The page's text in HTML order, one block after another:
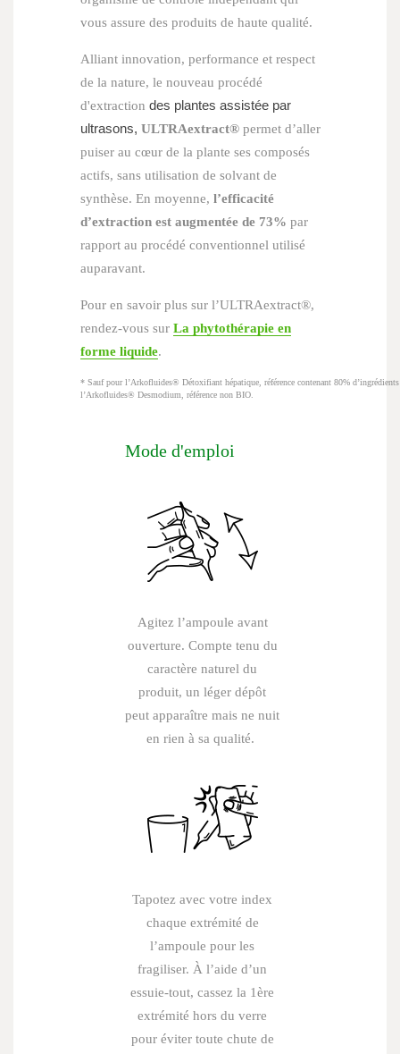
vous assure des produits de haute qualité.
Alliant innovation, performance et respect
de la nature, le nouveau procédé
d'extraction des plantes assistée par
ultrasons, ULTRAextract® permet d’aller
puiser au cœur de la plante ses composés
actifs, sans utilisation de solvant de
synthèse. En moyenne, l’efficacité
d’extraction est augmentée de 73% par
rapport au procédé conventionnel utilisé
auparavant.
Pour en savoir plus sur l’ULTRAextract®,
rendez-vous sur La phytothérapie en
forme liquide.
* Sauf pour l’Arkofluides® Détoxifiant hépatique, référence contenant 80%
l’Arkofluides® Desmodium, référence non BIO.
Mode d'emploi
Agitez l’ampoule avant
ouverture. Compte tenu du
caractère naturel du
produit, un léger dépôt
peut apparaître mais ne nuit
en rien à sa qualité.
Tapotez avec votre index
chaque extrémité de
l’ampoule pour les
fragiliser. À l’aide d’un
essuie-tout, cassez la 1ère
extrémité hors du verre
pour éviter toute chute de